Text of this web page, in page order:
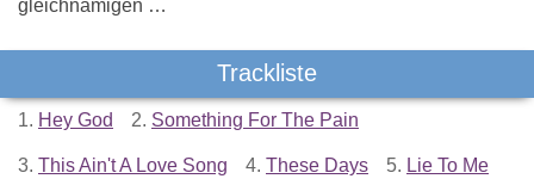
gleichnamigen …
Trackliste
1. Hey God 2. Something For The Pain
3. This Ain't A Love Song 4. These Days 5. Lie To Me